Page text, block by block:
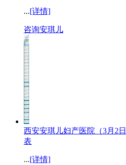
...[详情]
咨询安琪儿
西安安琪儿妇产医院（3月2
表
...[详情]